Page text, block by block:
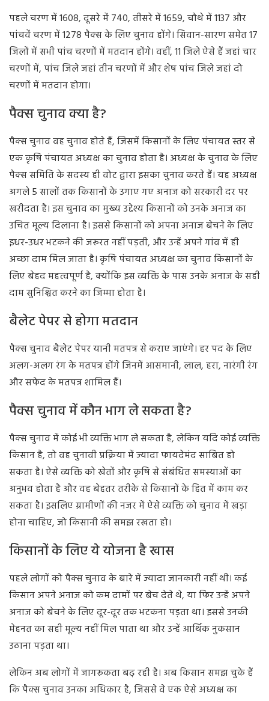
पहले चरण में 1608, दूसरे में 740, तीसरे में 1659, चौथे में 1137 और
पांचवें चरण में 1278 पैक्स के लिए चुनाव होंगे। सिवान-सारण समेत 17
जिलों में सभी पांच चरणों में मतदान होंगे। वहीं, 11 जिले ऐसे हैं जहां चार
चरणों में, पांच जिले जहां तीन चरणों में और शेष पांच जिले जहां दो
चरणों में मतदान होगा।
पैक्स चुनाव क्या है?
पैक्स चुनाव वह चुनाव होते हैं, जिसमें किसानों के लिए पंचायत स्तर से
एक कृषि पंचायत अध्यक्ष का चुनाव होता है। अध्यक्ष के चुनाव के लिए
पैक्स समिति के सदस्य ही वोट द्वारा इसका चुनाव करते हैं। यह अध्यक्ष
अगले 5 सालों तक किसानों के उगाए गए अनाज को सरकारी दर पर
खरीदता है। इस चुनाव का मुख्य उद्देश्य किसानों को उनके अनाज का
उचित मूल्य दिलाना है। इससे किसानों को अपना अनाज बेचने के लिए
इधर-उधर भटकने की जरूरत नहीं पड़ती, और उन्हें अपने गांव में ही
अच्छा दाम मिल जाता है। कृषि पंचायत अध्यक्ष का चुनाव किसानों के
लिए बेहद महत्वपूर्ण है, क्योंकि इस व्यक्ति के पास उनके अनाज के सही
दाम सुनिश्चित करने का जिम्मा होता है।
बैलेट पेपर से होगा मतदान
पैक्स चुनाव बैलेट पेपर यानी मतपत्र से कराए जाएंगे। हर पद के लिए
अलग-अलग रंग के मतपत्र होंगे जिनमें आसमानी, लाल, हरा, नारंगी रंग
और सफेद के मतपत्र शामिल हैं।
पैक्स चुनाव में कौन भाग ले सकता है?
पैक्स चुनाव में कोई भी व्यक्ति भाग ले सकता है, लेकिन यदि कोई व्यक्ति
किसान है, तो वह चुनावी प्रक्रिया में ज्यादा फायदेमंद साबित हो
सकता है। ऐसे व्यक्ति को खेतों और कृषि से संबंधित समस्याओं का
अनुभव होता है और वह बेहतर तरीके से किसानों के हित में काम कर
सकता है। इसलिए ग्रामीणों की नजर में ऐसे व्यक्ति को चुनाव में खड़ा
होना चाहिए, जो किसानी की समझ रखता हो।
किसानों के लिए ये योजना है खास
पहले लोगों को पैक्स चुनाव के बारे में ज्यादा जानकारी नहीं थी। कई
किसान अपने अनाज को कम दामों पर बेच देते थे, या फिर उन्हें अपने
अनाज को बेचने के लिए दूर-दूर तक भटकना पड़ता था। इससे उनकी
मेहनत का सही मूल्य नहीं मिल पाता था और उन्हें आर्थिक नुकसान
उठाना पड़ता था।
लेकिन अब लोगों में जागरूकता बढ़ रही है। अब किसान समझ चुके हैं
कि पैक्स चुनाव उनका अधिकार है, जिससे वे एक ऐसे अध्यक्ष का